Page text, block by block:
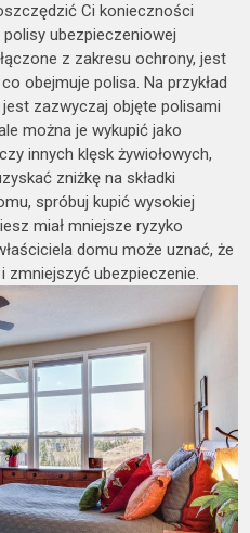
Ci konieczności
polisy ubezpieczeniowej
z zakresu ochrony, jest
obejmuje polisa. Na przykład
zazwyczaj objęte polisami
można je wykupić jako
innych klęsk żywiołowych,
zniżkę na składki
spróbuj kupić wysokiej
miał mniejsze ryzyko
domu może uznać, że
zmniejszyć ubezpieczenie.